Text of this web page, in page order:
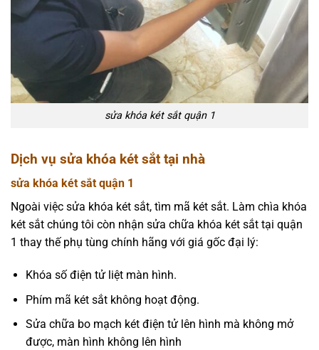
sửa khóa két sắt quận 1
Dịch vụ sửa khóa két sắt tại nhà
sửa khóa két sắt quận 1
Ngoài việc sửa khóa két sắt, tìm mã két sắt. Làm chìa khóa
két sắt chúng tôi còn nhận sửa chữa khóa két sắt tại quận
1 thay thế phụ tùng chính hãng với giá gốc đại lý:
Khóa số điện tử liệt màn hình.
Phím mã két sắt không hoạt động.
Sửa chữa bo mạch két điện tử lên hình mà không mở
được, màn hình không lên hình